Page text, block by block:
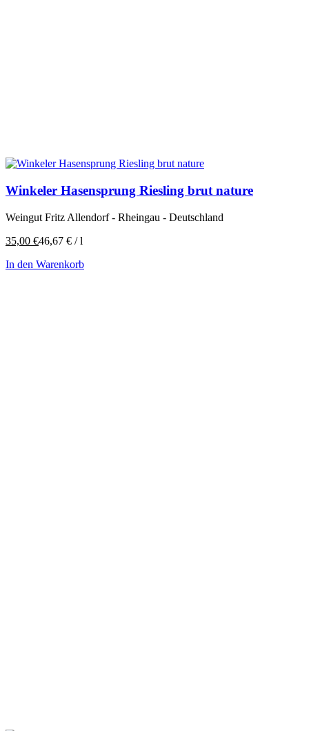
Winkeler Hasensprung Riesling brut nature
Weingut Fritz Allendorf - Rheingau - Deutschland
35,00 €46,67 € /l
In den Warenkorb